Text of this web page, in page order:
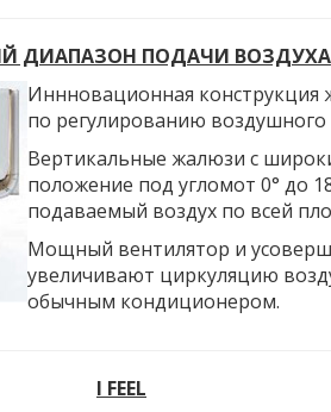
ДИАПАЗОН ПОДАЧИ ВОЗДУХА
Иннновационная конструкция
по регулированию воздушного
Вертикальные жалюзи с
положение под угломот 0° до
подаваемый воздух по всей
Мощный вентилятор и
увеличивают циркуляцию
обычным кондиционером.
I FEEL